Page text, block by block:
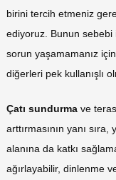
birini tercih etmeniz
ediyoruz. Bunun
sorun yaşamamanız
diğerleri pek kullanışlı
Çatı sundurma ve
arttırmasının yanı
alanına da katkı
ağırlayabilir, dinlenme